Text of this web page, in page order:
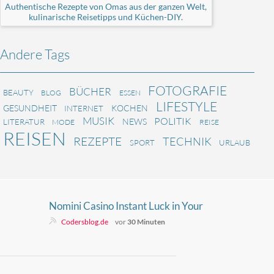
Authentische Rezepte von Omas aus der ganzen Welt,
kulinarische Reisetipps und Küchen-DIY.
Andere Tags
BEAUTY BLOG BÜCHER ESSEN FOTOGRAFIE
GESUNDHEIT INTERNET KOCHEN LIFESTYLE
LITERATUR MODE MUSIK NEWS POLITIK REISE
REISEN REZEPTE SPORT TECHNIK URLAUB
Nomini Casino Instant Luck in Your
Pocket
Codersblog.de vor 30 Minuten